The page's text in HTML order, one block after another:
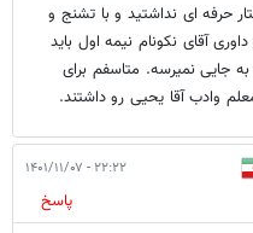
حرفه ای نداشتید و با تشنج و
آقای نکونام نیمه اول باید
جایی نمیرسه. متاسفم برای
وادب آقا یحیی رو داشتند.
۲۲:۲۲ - ۱۴۰۱/۱۱/۰۷
پاسخ